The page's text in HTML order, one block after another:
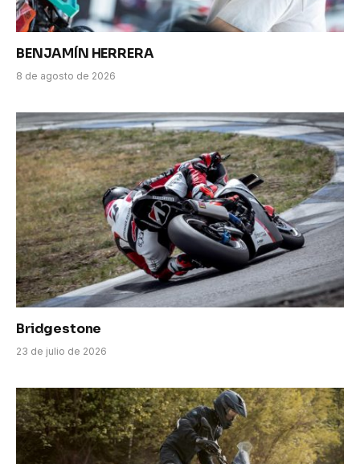
BENJAMÍN HERRERA
8 de agosto de 2026
Bridgestone
23 de julio de 2026